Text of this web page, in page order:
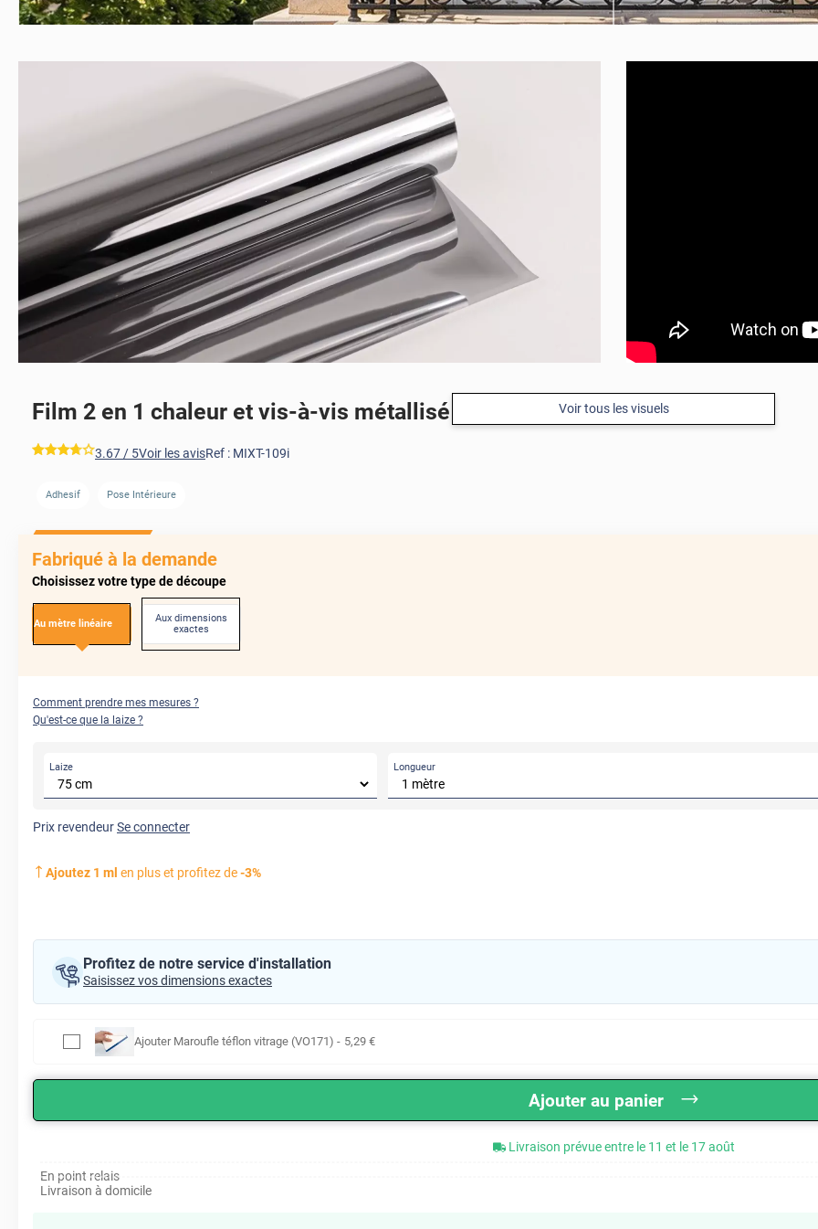
Voir tous les visuels
Film 2 en 1 chaleur et vis-à-vis métallisé inox
*****3.67 / 5Voir les avisRef : MIXT-109i
Adhesif Pose Intérieure
Fabriqué à la demande
Choisissez votre type de découpe
Au mètre linéaire
Aux dimensions
exactes
Comment prendre mes mesures ?
Qu'est-ce que la laize ?
Laize Longueur
Prix revendeurSe connecter
Ajoutez 1 ml en plus et profitez de-3%
Profitez de notre service d'installation
Saisissez vos dimensions exactes
Ajouter Maroufle téflon vitrage (VO171) - 5,29 €
Ajouter au panier
Livraison prévue entre le 11 et le 17 août
En point relais
Livraison à domicile